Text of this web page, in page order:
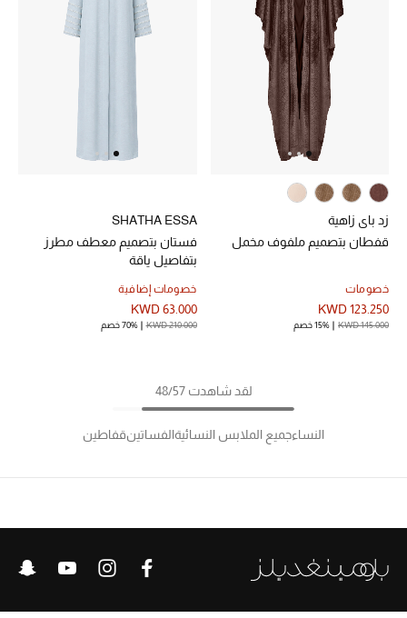
زد باي زاهية
قفطان بتصميم ملفوف مخمل
خصومات
KWD 123.250
KWD 145.000 15% خصم
SHATHA ESSA
فستان بتصميم معطف مطرز
بتفاصيل ياقة
خصومات إضافية
KWD 63.000
KWD 210.000 70% خصم
لقد شاهدت 48/57
النساءجميع الملابس النسائيةالفساتينقفاطين